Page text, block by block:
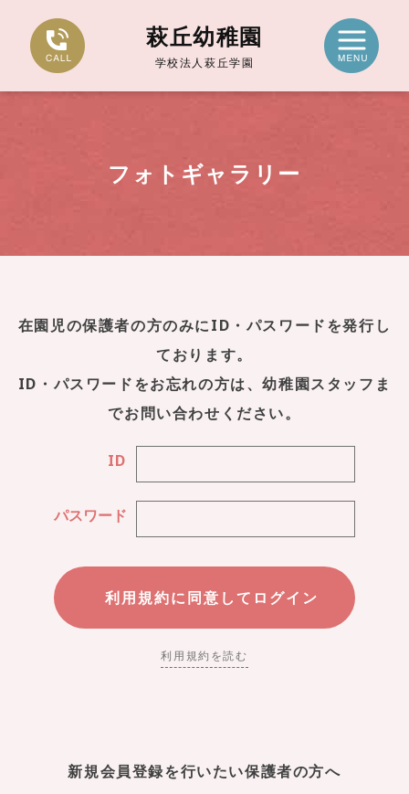
萩丘幼稚園
学校法人萩丘学園
フォトギャラリー
在園児の保護者の方のみにID・パスワードを発行し
ております。
ID・パスワードをお忘れの方は、幼稚園スタッフま
でお問い合わせください。
ID
パスワード
利用規約を読む
新規会員登録を行いたい保護者の方へ